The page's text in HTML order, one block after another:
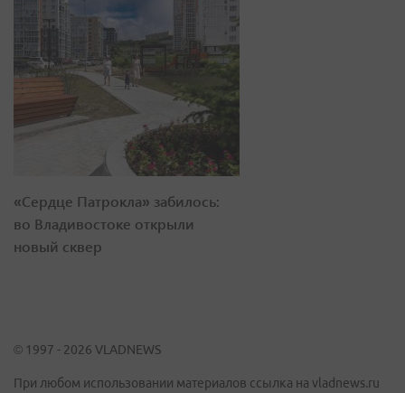
«Сердце Патрокла» забилось:
во Владивостоке открыли
новый сквер
© 1997 - 2026 VLADNEWS
При любом использовании материалов ссылка на vladnews.ru